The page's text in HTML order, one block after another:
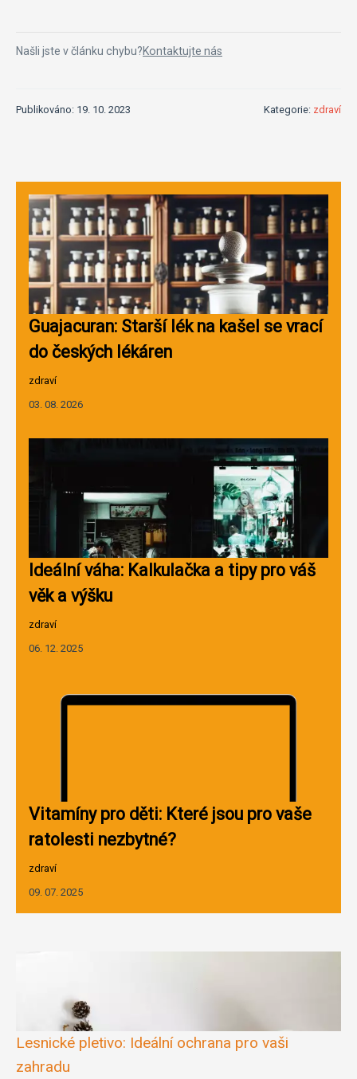
Našli jste v článku chybu?Kontaktujte nás
Publikováno: 19. 10. 2023 Kategorie: zdraví
Guajacuran: Starší lék na kašel se vrací
do českých lékáren
zdraví
03. 08. 2026
Ideální váha: Kalkulačka a tipy pro váš
věk a výšku
zdraví
06. 12. 2025
Vitamíny pro děti: Které jsou pro vaše
ratolesti nezbytné?
zdraví
09. 07. 2025
Lesnické pletivo: Ideální ochrana pro vaši
zahradu